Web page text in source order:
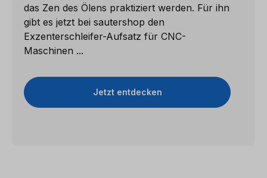
das Zen des Ölens praktiziert werden. Für ihn
gibt es jetzt bei sautershop den
Exzenterschleifer-Aufsatz für CNC-
Maschinen ...
Jetzt entdecken